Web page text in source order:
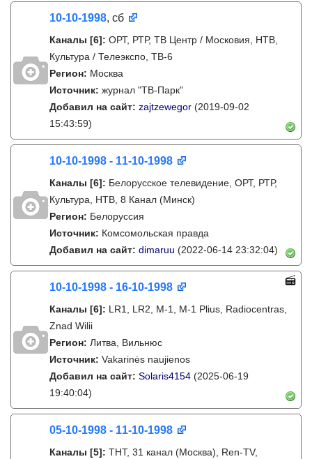
10-10-1998, сб
Каналы [6]: ОРТ, РТР, ТВ Центр / Московия, НТВ,
Культура / Телеэкспо, ТВ-6
Регион: Москва
Источник: журнал "ТВ-Парк"
Добавил на сайт: zajtzewegor (2019-09-02
15:43:59)
10-10-1998 - 11-10-1998
Каналы [6]: Белорусское телевидение, ОРТ, РТР,
Культура, НТВ, 8 Канал (Минск)
Регион: Белоруссия
Источник: Комсомольская правда
Добавил на сайт: dimaruu (2022-06-14 23:32:04)
10-10-1998 - 16-10-1998
Каналы [6]: LR1, LR2, M-1, M-1 Plius, Radiocentras,
Znad Wilii
Регион: Литва, Вильнюс
Источник: Vakarinės naujienos
Добавил на сайт: Solaris4154 (2025-06-19
19:40:04)
05-10-1998 - 11-10-1998
Каналы [5]: ТНТ, 31 канал (Москва), Ren-TV,